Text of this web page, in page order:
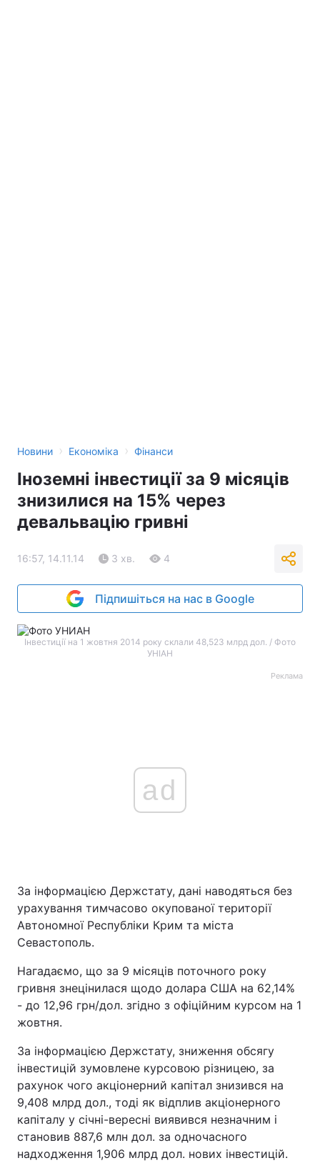
Новини › Економіка › Фінанси
Іноземні інвестиції за 9 місяців
знизилися на 15% через
девальвацію гривні
16:57, 14.11.14 3 хв. 4
Підпишіться на нас в Google
Інвестиції на 1 жовтня 2014 року склали 48,523 млрд дол. / Фото
УНІАН
Реклама
ad
За інформацією Держстату, дані наводяться без
урахування тимчасово окупованої території
Автономної Республіки Крим та міста
Севастополь.
Нагадаємо, що за 9 місяців поточного року
гривня знецінилася щодо долара США на 62,14%
- до 12,96 грн/дол. згідно з офіційним курсом на 1
жовтня.
За інформацією Держстату, зниження обсягу
інвестицій зумовлене курсовою різницею, за
рахунок чого акціонерний капітал знизився на
9,408 млрд дол., тоді як відплив акціонерного
капіталу у січні-вересні виявився незначним і
становив 887,6 млн дол. за одночасного
надходження 1,906 млрд дол. нових інвестицій.